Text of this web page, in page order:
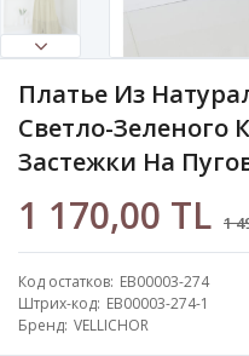
Платье Из
Светло-Зеленого
Застежки На
1 170,00 TL 1
Код остатков EB00003-274
Штрих-код EB00003-274-1
Бренд VELLICHOR